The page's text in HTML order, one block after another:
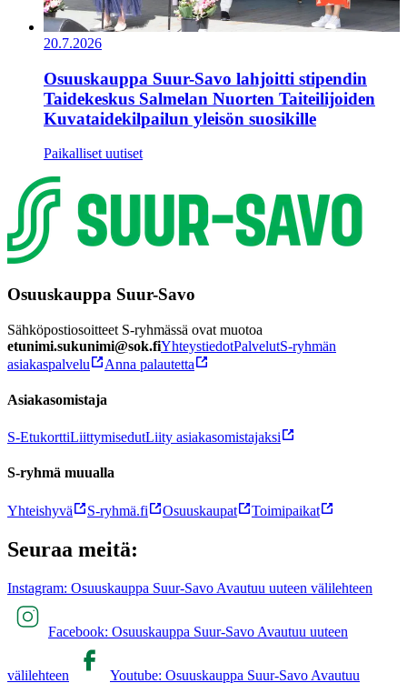
20.7.2026
Osuuskauppa Suur-Savo lahjoitti stipendin
Taidekeskus Salmelan Nuorten Taiteilijoiden
Kuvataidekilpailun yleisön suosikille
Paikalliset uutiset
Osuuskauppa Suur-Savo
Sähköpostiosoitteet S-ryhmässä ovat muotoa
etunimi.sukunimi@sok.fiYhteystiedotPalvelutS-ryhmän
asiakaspalvelu
Anna palautetta
Asiakasomistaja
S-EtukorttiLiittymisedutLiity asiakasomistajaksi
S-ryhmä muualla
Yhteishyvä S-ryhmä.fi Osuuskaupat Toimipaikat
Seuraa meitä:
Instagram: Osuuskauppa Suur-Savo Avautuu uuteen välilehteen
Facebook: Osuuskauppa Suur-Savo Avautuu uuteen
välilehteen Youtube: Osuuskauppa Suur-Savo Avautuu